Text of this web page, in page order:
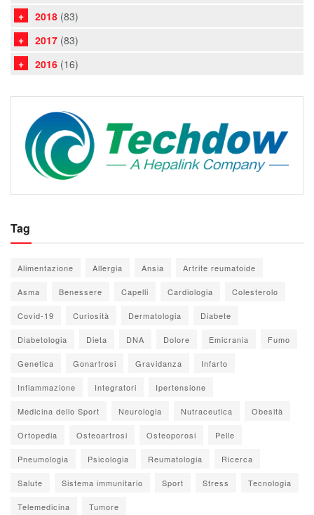
2018 (83)
2017 (83)
2016 (16)
Tag
Alimentazione Allergia Ansia Artrite reumatoide
Asma Benessere Capelli Cardiologia Colesterolo
Covid-19 Curiosità Dermatologia Diabete
Diabetologia Dieta DNA Dolore Emicrania Fumo
Genetica Gonartrosi Gravidanza Infarto
Infiammazione Integratori Ipertensione
Medicina dello Sport Neurologia Nutraceutica Obesità
Ortopedia Osteoartrosi Osteoporosi Pelle
Pneumologia Psicologia Reumatologia Ricerca
Salute Sistema immunitario Sport Stress Tecnologia
Telemedicina Tumore